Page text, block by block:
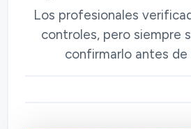
Los profesionales
controles, pero siempre
confirmarlo antes